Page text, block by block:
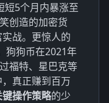
短5个月内暴涨至
创造的加密货
战。更惊人的
狗狗币在2021年
福特、星巴克等
真正赚到百万
键操作策略的少